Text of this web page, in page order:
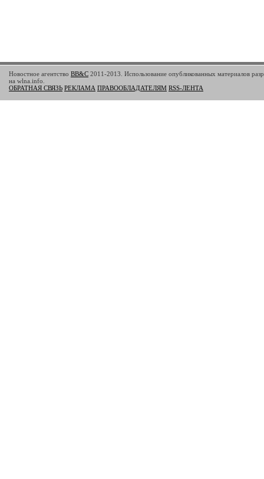
Новостное агентство BB&C 2011-2013. Использование опубликованных материалов
на wlna.info.
ОБРАТНАЯ СВЯЗЬ РЕКЛАМА ПРАВООБЛАДАТЕЛЯМ RSS-ЛЕНТА